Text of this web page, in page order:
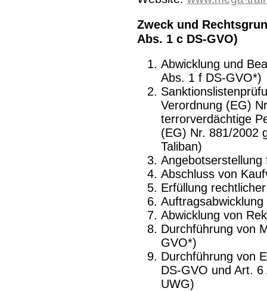
Zweck und
Abs. 1 c DS-GVO)
Abwicklung und
Abs. 1 f DS-GVO*)
Verordnung (EG)
terrorverdächtige
(EG) Nr. 881/2002
Taliban)
Abschluss von
Erfüllung
Abwicklung von
Durchführung von
GVO*)
Durchführung von
DS-GVO und Art.
UWG)